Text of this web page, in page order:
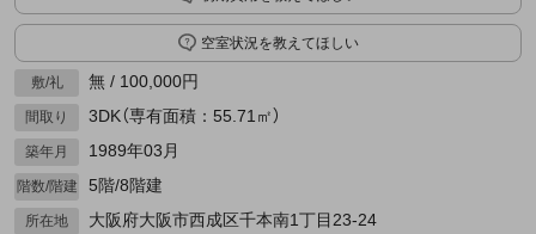
空室状況を教えてほしい
敷/礼 無 / 100,000円
間取り 3DK（専有面積：55.71㎡）
築年月 1989年03月
階数/階建 5階/8階建
所在地 大阪府大阪市西成区千本南1丁目23-24